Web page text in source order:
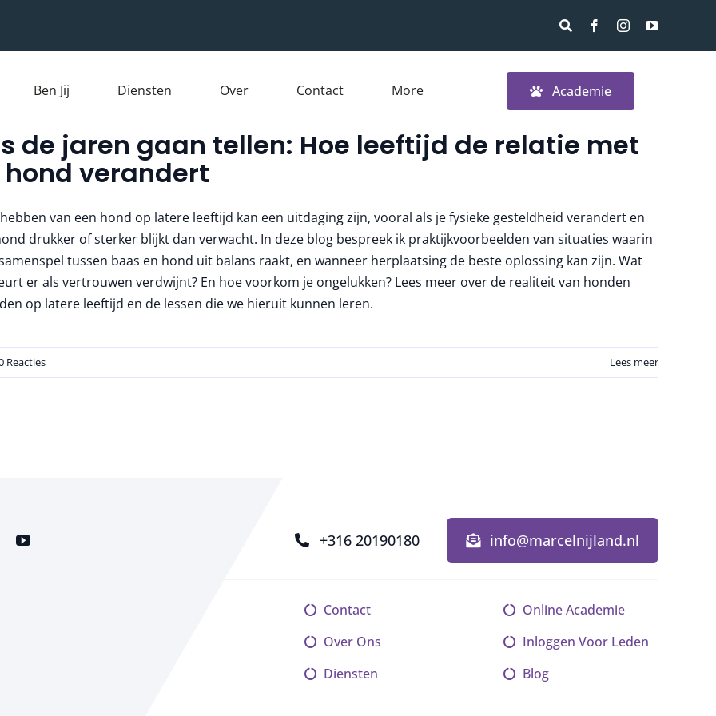
Ben Jij Diensten Over Contact More Academie
de jaren gaan tellen: Hoe leeftijd de relatie met
hond verandert
van een hond op latere leeftijd kan een uitdaging zijn, vooral als je fysieke gesteldheid verandert en
drukker of sterker blijkt dan verwacht. In deze blog bespreek ik praktijkvoorbeelden van situaties waarin
tussen baas en hond uit balans raakt, en wanneer herplaatsing de beste oplossing kan zijn. Wat
er als vertrouwen verdwijnt? En hoe voorkom je ongelukken? Lees meer over de realiteit van honden
op latere leeftijd en de lessen die we hieruit kunnen leren.
Reacties Lees meer
+316 20190180 info@marcelnijland.nl
Contact
Over Ons
Diensten
Online Academie
Inloggen Voor Leden
Blog